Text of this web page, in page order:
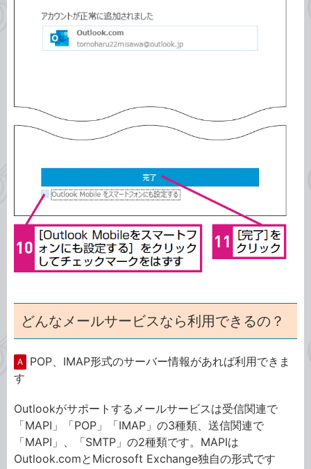
どんなメールサービスなら利用できるの？
A
POP、IMAP形式のサーバー情報があれば利用できま
す
Outlookがサポートするメールサービスは受信関連で
「MAPI」「POP」「IMAP」の3種類、送信関連で
「MAPI」、「SMTP」の2種類です。MAPIは
Outlook.comとMicrosoft Exchange独自の形式です